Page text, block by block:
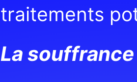
traitements
La